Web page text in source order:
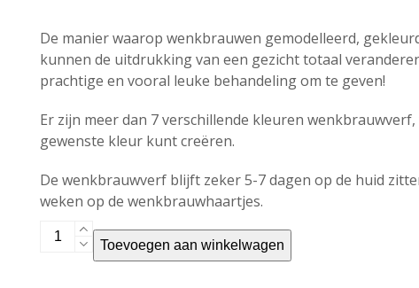
De manier waarop wenkbrauwen gemodelleerd,
kunnen de uitdrukking van een gezicht totaal
prachtige en vooral leuke behandeling om te geven!
Er zijn meer dan 7 verschillende kleuren
gewenste kleur kunt creëren.
De wenkbrauwverf blijft zeker 5-7 dagen op de huid
weken op de wenkbrauwhaartjes.
Brow
Toevoegen aan winkelwagen